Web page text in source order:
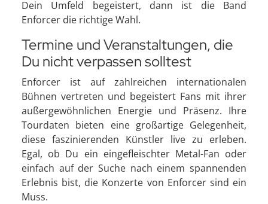
Dein Umfeld begeistert, dann ist die Band
Enforcer die richtige Wahl.
Termine und Veranstaltungen, die
Du nicht verpassen solltest
Enforcer ist auf zahlreichen internationalen
Bühnen vertreten und begeistert Fans mit ihrer
außergewöhnlichen Energie und Präsenz. Ihre
Tourdaten bieten eine großartige Gelegenheit,
diese faszinierenden Künstler live zu erleben.
Egal, ob Du ein eingefleischter Metal-Fan oder
einfach auf der Suche nach einem spannenden
Erlebnis bist, die Konzerte von Enforcer sind ein
Muss.